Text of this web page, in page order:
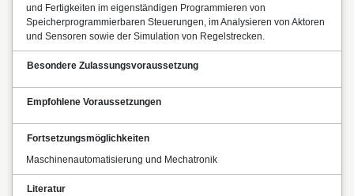
und Fertigkeiten im eigenständigen Programmieren von
Speicherprogrammierbaren Steuerungen, im Analysieren von Aktoren
und Sensoren sowie der Simulation von Regelstrecken.
Besondere Zulassungsvoraussetzung
Empfohlene Voraussetzungen
Fortsetzungsmöglichkeiten
Maschinenautomatisierung und Mechatronik
Literatur